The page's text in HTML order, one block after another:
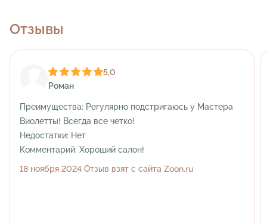
Отзывы
5,0
Роман
Преимущества: Регулярно подстригаюсь у Мастера
Виолетты! Всегда все четко!
Недостатки: Нет
Комментарий: Хороший салон!
18 ноября 2024 Отзыв взят с сайта Zoon.ru